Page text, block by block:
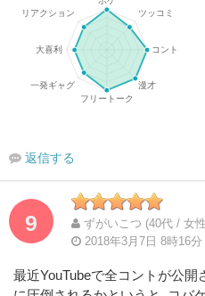
返信する
9
ずがいこつ (40代 / 女
2018年3月7日 8時16分
最近YouTubeで全コントが公